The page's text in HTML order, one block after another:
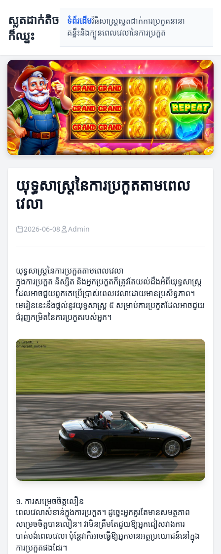
ស្លតដាក់តិច
ក៏ឈ្នះ
ទំព័រដើមវិធីសាស្រ្តស្លតដាក់ការប្រកួតនានា
គន្លឹះនិងក្បួនពេលវេលានៃការប្រកួត
យុទ្ធសាស្ត្រនៃការប្រកួតតាមពេល
វេលា
2026-06-08 Admin
យុទ្ធសាស្ត្រនៃការប្រកួតតាមពេលវេលា
ក្នុងការប្រកួត និស្សិត និងអ្នកប្រកួតក៏ត្រូវតែយល់ដឹងអំពីយុទ្ធសាស្ត្រ
ដែលអាចជួយពួកគេប្រើប្រាស់ពេលវេលាដោយមានប្រសិទ្ធភាព។
មេរៀននេះនឹងផ្តល់នូវយុទ្ធសាស្ត្រ ៥ សម្រាប់ការប្រកួតដែលអាចជួយ
ជំរុញកម្រិតនៃការប្រកួតរបស់អ្នក។
១. ការសម្រេចចិត្តលឿន
ពេលវេលាសំខាន់ក្នុងការប្រកួត។ ដូច្នេះអ្នកគួរតែមានសមត្ថភាព
សម្រេចចិត្តបានលឿន។ វាមិនត្រឹមតែជួយឱ្យអ្នកជៀសវាងការ
បាត់បង់ពេលវេលា ប៉ុន្តែវាក៏អាចធ្វើឱ្យអ្នកមានអត្ថប្រយោជន៍នៅក្នុង
ការប្រកួតផងដែរ។